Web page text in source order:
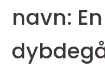
navn: En